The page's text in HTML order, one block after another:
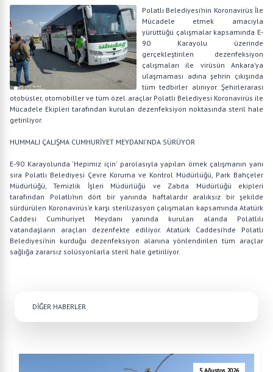
Polatlı Belediyesi’nin Koronavirüs İle
Mücadele etmek amacıyla
yürüttüğü çalışmalar kapsamında E-
90 Karayolu üzerinde
gerçekleştirilen dezenfeksiyon
çalışmaları ile virüsün Ankara’ya
ulaşmaması adına şehrin çıkışında
tüm tedbirler alınıyor. Şehirlerarası
otobüsler, otomobiller ve tüm özel araçlar Polatlı Belediyesi Koronavirüs ile
Mücadele Ekipleri tarafından kurulan dezenfeksiyon noktasında steril hale
getiriliyor.
HUMMALI ÇALIŞMA CUMHURİYET MEYDANI'NDA SÜRÜYOR
E-90 Karayolunda 'Hepimiz için' parolasıyla yapılan örnek çalışmanın yanı
sıra Polatlı Belediyesi Çevre Koruma ve Kontrol Müdürlüğü, Park Bahçeler
Müdürlüğü, Temizlik İşleri Müdürlüğü ve Zabıta Müdürlüğü ekipleri
tarafından Polatlı’nın dört bir yanında haftalardır aralıksız bir şekilde
sürdürülen Koronavirüs’e karşı sterilizasyon çalışmaları kapsamında Atatürk
Caddesi Cumhuriyet Meydanı yanında kurulan alanda Polatlılı
vatandaşların araçları dezenfekte ediliyor. Atatürk Caddesi’nde Polatlı
Belediyesi’nin kurduğu dezenfeksiyon alanına yönlendirilen tüm araçlar
sağlığa zararsız solüsyonlarla steril hale getiriliyor.
DİĞER HABERLER